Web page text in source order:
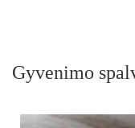
Gyvenimo